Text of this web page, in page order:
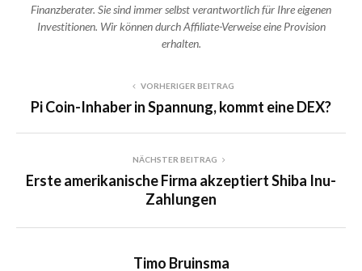
Finanzberater. Sie sind immer selbst verantwortlich für Ihre eigenen
Investitionen. Wir können durch Affiliate-Verweise eine Provision
erhalten.
VORHERIGER BEITRAG
Pi Coin-Inhaber in Spannung, kommt eine DEX?
NÄCHSTER BEITRAG
Erste amerikanische Firma akzeptiert Shiba Inu-
Zahlungen
Timo Bruinsma